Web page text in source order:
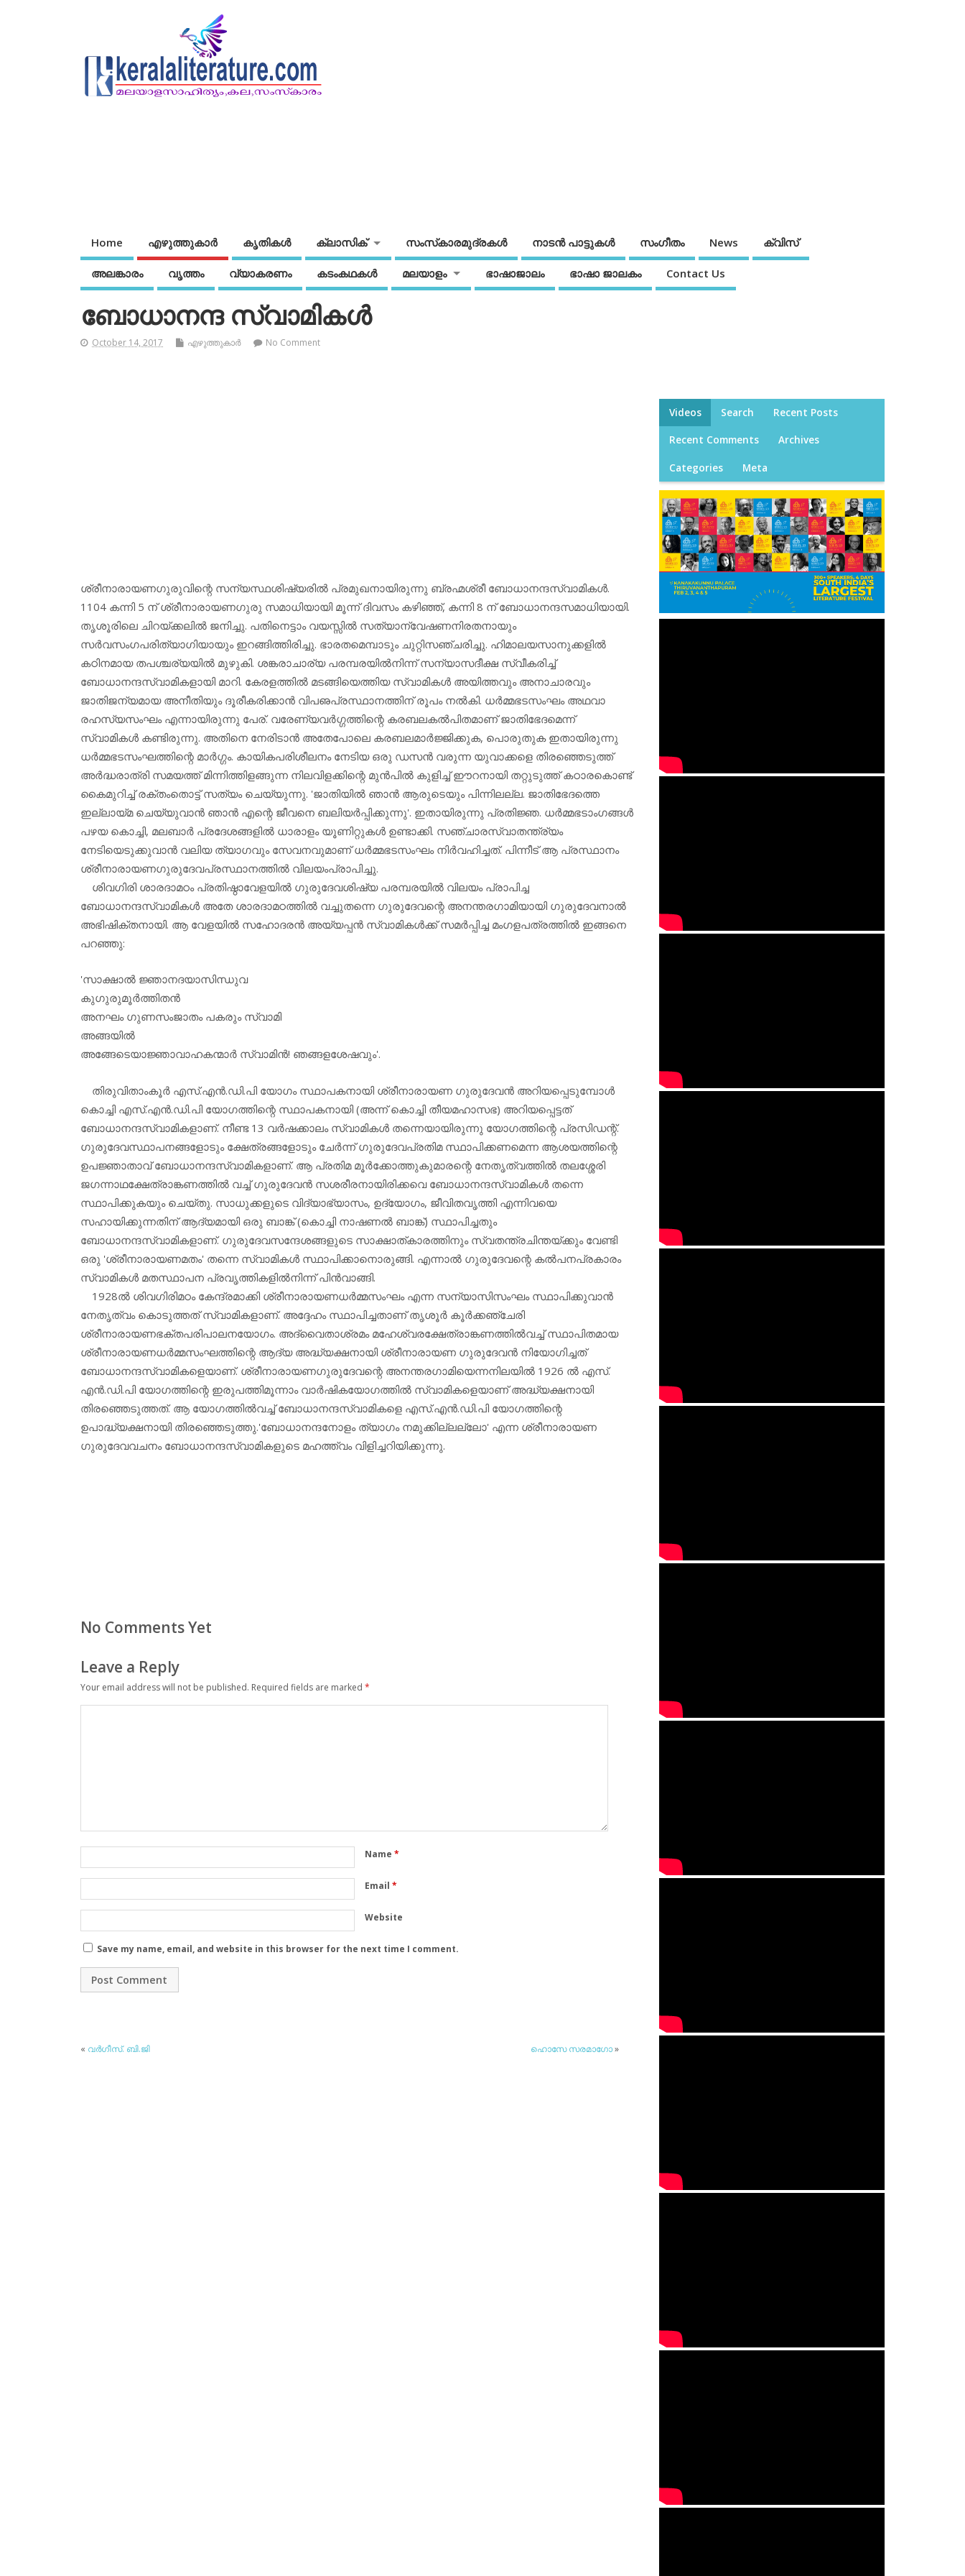
Home എഴുത്തുകാര്‍ കൃതികൾ ക്ലാസിക് സംസ്‌കാരമുദ്രകള്‍ നാടന്‍ പാട്ടുകള്‍ സംഗീതം News ക്വിസ്
അലങ്കാരം വൃത്തം വ്യാകരണം കടംകഥകള്‍ മലയാളം ഭാഷാജാലം ഭാഷാ ജാലകം Contact Us
ബോധാനന്ദ സ്വാമികള്‍
October 14, 2017 എഴുത്തുകാര്‍ No Comment
ശ്രീനാരായണഗുരുവിന്റെ സന്യസ്ഥശിഷ്യരില്‍ പ്രമുഖനായിരുന്നു ബ്രഹ്മശ്രീ ബോധാനന്ദസ്വാമികള്‍.
1104 കന്നി 5 ന് ശ്രീനാരായണഗുരു സമാധിയായി മൂന്ന് ദിവസം കഴിഞ്ഞ്, കന്നി 8 ന് ബോധാനന്ദസമാധിയായി.
തൃശൂരിലെ ചിറയ്ക്കലില്‍ ജനിച്ചു. പതിനെട്ടാം വയസ്സില്‍ സത്യാന്വേഷണനിരതനായും
സര്‍വസംഗപരിത്യാഗിയായും ഇറങ്ങിത്തിരിച്ചു. ഭാരതമെമ്പാടും ചുറ്റിസഞ്ചരിച്ചു. ഹിമാലയസാനുക്കളില്‍
കഠിനമായ തപശ്ചര്യയില്‍ മുഴുകി. ശങ്കരാചാര്യ പരമ്പരയില്‍നിന്ന് സന്യാസദീക്ഷ സ്വീകരിച്ച്
ബോധാനന്ദസ്വാമികളായി മാറി. കേരളത്തില്‍ മടങ്ങിയെത്തിയ സ്വാമികള്‍ അയിത്തവും അനാചാരവും
ജാതിജന്യമായ അനീതിയും ദൂരീകരിക്കാന്‍ വിപഌപ്രസ്ഥാനത്തിന് രൂപം നല്‍കി. ധര്‍മ്മഭടസംഘം അഥവാ
രഹസ്യസംഘം എന്നായിരുന്നു പേര്. വരേണ്യവര്‍ഗ്ഗത്തിന്റെ കരബലകല്‍പിതമാണ് ജാതിഭേദമെന്ന്
സ്വാമികള്‍ കണ്ടിരുന്നു. അതിനെ നേരിടാന്‍ അതേപോലെ കരബലമാര്‍ജ്ജിക്കുക, പൊരുതുക ഇതായിരുന്നു
ധര്‍മ്മഭടസംഘത്തിന്റെ മാര്‍ഗ്ഗം. കായികപരിശീലനം നേടിയ ഒരു ഡസന്‍ വരുന്ന യുവാക്കളെ തിരഞ്ഞെടുത്ത്
അര്‍ദ്ധരാത്രി സമയത്ത് മിന്നിത്തിളങ്ങുന്ന നിലവിളക്കിന്റെ മുന്‍പില്‍ കുളിച്ച് ഈറനായി തറ്റുടുത്ത് കഠാരകൊണ്ട്
കൈമുറിച്ച് രക്തംതൊട്ട് സത്യം ചെയ്യുന്നു. 'ജാതിയില്‍ ഞാന്‍ ആരുടെയും പിന്നിലല്ല. ജാതിഭേദത്തെ
ഇല്ലായ്മ ചെയ്യുവാന്‍ ഞാന്‍ എന്റെ ജീവനെ ബലിയര്‍പ്പിക്കുന്നു'. ഇതായിരുന്നു പ്രതിജ്ഞ. ധര്‍മ്മഭടാംഗങ്ങള്‍
പഴയ കൊച്ചി, മലബാര്‍ പ്രദേശങ്ങളില്‍ ധാരാളം യൂണിറ്റുകള്‍ ഉണ്ടാക്കി. സഞ്ചാരസ്വാതന്ത്ര്യം
നേടിയെടുക്കുവാന്‍ വലിയ ത്യാഗവും സേവനവുമാണ് ധര്‍മ്മഭടസംഘം നിര്‍വഹിച്ചത്. പിന്നീട് ആ പ്രസ്ഥാനം
ശ്രീനാരായണഗുരുദേവപ്രസ്ഥാനത്തില്‍ വിലയംപ്രാപിച്ചു.
ശിവഗിരി ശാരദാമഠം പ്രതിഷ്ഠാവേളയില്‍ ഗുരുദേവശിഷ്യ പരമ്പരയില്‍ വിലയം പ്രാപിച്ച
ബോധാനന്ദസ്വാമികള്‍ അതേ ശാരദാമഠത്തില്‍ വച്ചുതന്നെ ഗുരുദേവന്റെ അനന്തരഗാമിയായി ഗുരുദേവനാല്‍
അഭിഷിക്തനായി. ആ വേളയില്‍ സഹോദരന്‍ അയ്യപ്പന്‍ സ്വാമികള്‍ക്ക് സമര്‍പ്പിച്ച മംഗളപത്രത്തില്‍ ഇങ്ങനെ
പറഞ്ഞു:
'സാക്ഷാല്‍ ജ്ഞാനദയാസിന്ധുവ
കുഗുരുമൂര്‍ത്തിതന്‍
അനഘം ഗുണസംജാതം പകരും സ്വാമി
അങ്ങയില്‍
അങ്ങേടെയാജ്ഞാവാഹകന്മാര്‍ സ്വാമിന്‍! ഞങ്ങളശേഷവും'.
തിരുവിതാംകൂര്‍ എസ്.എന്‍.ഡി.പി യോഗം സ്ഥാപകനായി ശ്രീനാരായണ ഗുരുദേവന്‍ അറിയപ്പെടുമ്പോള്‍
കൊച്ചി എസ്.എന്‍.ഡി.പി യോഗത്തിന്റെ സ്ഥാപകനായി (അന്ന് കൊച്ചി തീയമഹാസഭ) അറിയപ്പെട്ടത്
ബോധാനന്ദസ്വാമികളാണ്. നീണ്ട 13 വര്‍ഷക്കാലം സ്വാമികള്‍ തന്നെയായിരുന്നു യോഗത്തിന്റെ പ്രസിഡന്റ്.
ഗുരുദേവസ്ഥാപനങ്ങളോടും ക്ഷേത്രങ്ങളോടും ചേര്‍ന്ന് ഗുരുദേവപ്രതിമ സ്ഥാപിക്കണമെന്ന ആശയത്തിന്റെ
ഉപജ്ഞാതാവ് ബോധാനന്ദസ്വാമികളാണ്. ആ പ്രതിമ മൂര്‍ക്കോത്തുകുമാരന്റെ നേതൃത്വത്തില്‍ തലശ്ശേരി
ജഗന്നാഥക്ഷേത്രാങ്കണത്തില്‍ വച്ച് ഗുരുദേവന്‍ സശരീരനായിരിക്കവെ ബോധാനന്ദസ്വാമികള്‍ തന്നെ
സ്ഥാപിക്കുകയും ചെയ്തു. സാധുക്കളുടെ വിദ്യാഭ്യാസം, ഉദ്യോഗം, ജീവിതവൃത്തി എന്നിവയെ
സഹായിക്കുന്നതിന് ആദ്യമായി ഒരു ബാങ്ക് (കൊച്ചി നാഷണല്‍ ബാങ്ക്) സ്ഥാപിച്ചതും
ബോധാനന്ദസ്വാമികളാണ്. ഗുരുദേവസന്ദേശങ്ങളുടെ സാക്ഷാത്കാരത്തിനും സ്വതന്ത്രചിന്തയ്ക്കും വേണ്ടി
ഒരു 'ശ്രീനാരായണമതം' തന്നെ സ്വാമികള്‍ സ്ഥാപിക്കാനൊരുങ്ങി. എന്നാല്‍ ഗുരുദേവന്റെ കല്‍പനപ്രകാരം
സ്വാമികള്‍ മതസ്ഥാപന പ്രവൃത്തികളില്‍നിന്ന് പിന്‍വാങ്ങി.
1928ല്‍ ശിവഗിരിമഠം കേന്ദ്രമാക്കി ശ്രീനാരായണധര്‍മ്മസംഘം എന്ന സന്യാസിസംഘം സ്ഥാപിക്കുവാന്‍
നേതൃത്വം കൊടുത്തത് സ്വാമികളാണ്. അദ്ദേഹം സ്ഥാപിച്ചതാണ് തൃശൂര്‍ കൂര്‍ക്കഞ്ചേരി
ശ്രീനാരായണഭക്തപരിപാലനയോഗം. അദ്വൈതാശ്രമം മഹേശ്വരക്ഷേത്രാങ്കണത്തില്‍വച്ച് സ്ഥാപിതമായ
ശ്രീനാരായണധര്‍മ്മസംഘത്തിന്റെ ആദ്യ അദ്ധ്യക്ഷനായി ശ്രീനാരായണ ഗുരുദേവന്‍ നിയോഗിച്ചത്
ബോധാനന്ദസ്വാമികളെയാണ്. ശ്രീനാരായണഗുരുദേവന്റെ അനന്തരഗാമിയെന്നനിലയില്‍ 1926 ല്‍ എസ്.
എന്‍.ഡി.പി യോഗത്തിന്റെ ഇരുപത്തിമൂന്നാം വാര്‍ഷികയോഗത്തില്‍ സ്വാമികളെയാണ് അദ്ധ്യക്ഷനായി
തിരഞ്ഞെടുത്തത്. ആ യോഗത്തില്‍വച്ച് ബോധാനന്ദസ്വാമികളെ എസ്.എന്‍.ഡി.പി യോഗത്തിന്റെ
ഉപാദ്ധ്യക്ഷനായി തിരഞ്ഞെടുത്തു.'ബോധാനന്ദനോളം ത്യാഗം നമുക്കില്ലല്ലോ' എന്ന ശ്രീനാരായണ
ഗുരുദേവവചനം ബോധാനന്ദസ്വാമികളുടെ മഹത്ത്വം വിളിച്ചറിയിക്കുന്നു.
No Comments Yet
Leave a Reply
Your email address will not be published. Required fields are marked *
Name *
Email *
Website
Save my name, email, and website in this browser for the next time I comment.
« വര്‍ഗീസ്. ബി.ജി ഹൊസേ സരമാഗോ»
Videos Search Recent Posts
Recent Comments Archives
Categories Meta